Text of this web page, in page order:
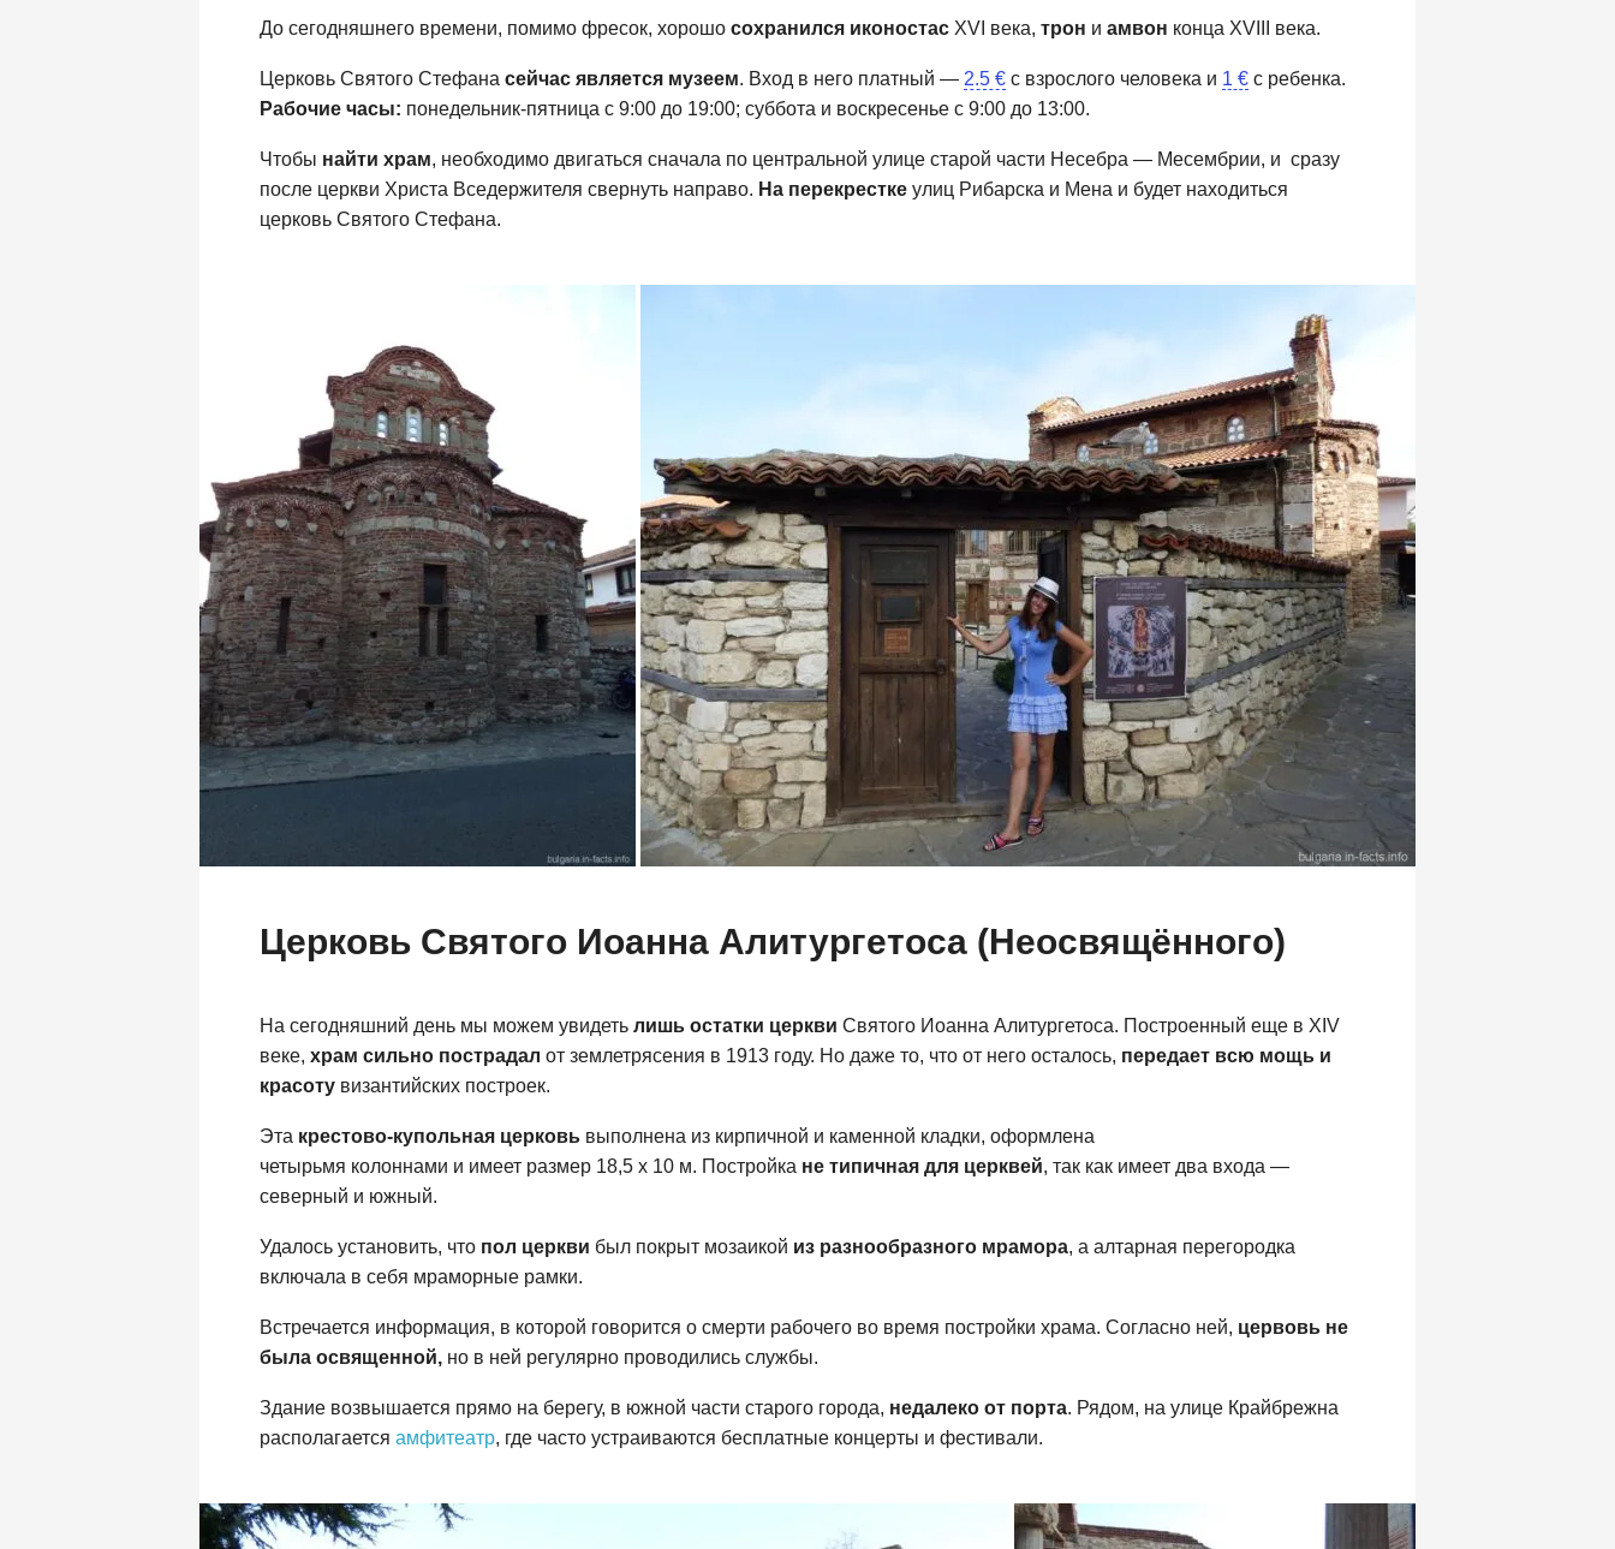
До сегодняшнего времени, помимо фресок, хорошо сохранился иконостас XVI века, трон и амвон конца XVIII века.
Церковь Святого Стефана сейчас является музеем. Вход в него платный — 2.5 € с взрослого человека и 1 € с ребенка.
Рабочие часы: понедельник-пятница с 9:00 до 19:00; суббота и воскресенье с 9:00 до 13:00.
Чтобы найти храм, необходимо двигаться сначала по центральной улице старой части Несебра — Месембрии, и сразу
после церкви Христа Вседержителя свернуть направо. На перекрестке улиц Рибарска и Мена и будет находиться
церковь Святого Стефана.
культуры Болгарии
музей.
Церковь Святого Иоанна Алитургетоса (Неосвящённого)
На сегодняшний день мы можем увидеть лишь остатки церкви Святого Иоанна Алитургетоса. Построенный еще в XIV
веке, храм сильно пострадал от землетрясения в 1913 году. Но даже то, что от него осталось, передает всю мощь и
красоту византийских построек.
Эта крестово-купольная церковь выполнена из кирпичной и каменной кладки, оформлена
четырьмя колоннами и имеет размер 18,5 х 10 м. Постройка не типичная для церквей, так как имеет два входа —
северный и южный.
Удалось установить, что пол церкви был покрыт мозаикой из разнообразного мрамора, а алтарная перегородка
включала в себя мраморные рамки.
Встречается информация, в которой говорится о смерти рабочего во время постройки храма. Согласно ней, цервовь не
была освященной, но в ней регулярно проводились службы.
Здание возвышается прямо на берегу, в южной части старого города, недалеко от порта. Рядом, на улице Крайбрежна
располагается амфитеатр, где часто устраиваются бесплатные концерты и фестивали.